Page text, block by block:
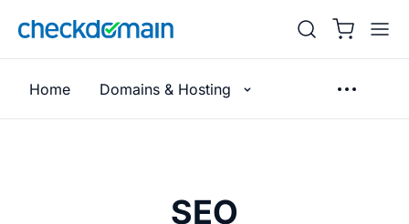
Home Domains & Hosting
SEO